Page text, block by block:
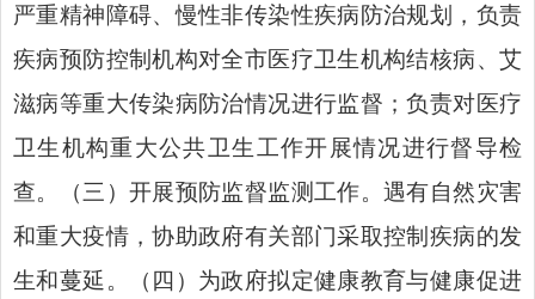
严重精神障碍、慢性非传染性疾病防治规划，负责
疾病预防控制机构对全市医疗卫生机构结核病、艾
滋病等重大传染病防治情况进行监督；负责对医疗
卫生机构重大公共卫生工作开展情况进行督导检
查。（三）开展预防监督监测工作。遇有自然灾害
和重大疫情，协助政府有关部门采取控制疾病的发
生和蔓延。（四）为政府拟定健康教育与健康促进